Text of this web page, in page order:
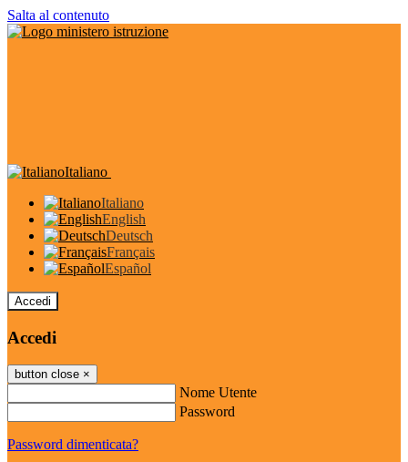
Salta al contenuto
Italiano
Italiano
English
Deutsch
Français
Español
Accedi
Accedi
button close ×
Nome Utente
Password
Password dimenticata?